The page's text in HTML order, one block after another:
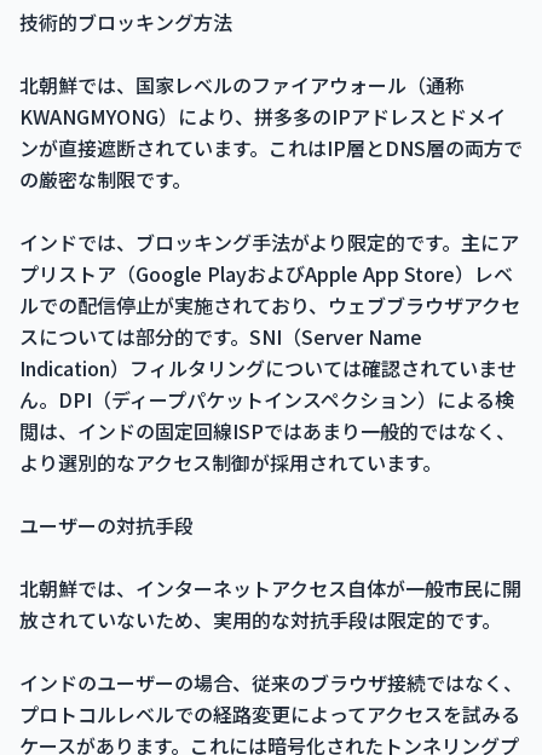
技術的ブロッキング方法
北朝鮮では、国家レベルのファイアウォール（通称
KWANGMYONG）により、拼多多のIPアドレスとドメイ
ンが直接遮断されています。これはIP層とDNS層の両方で
の厳密な制限です。
インドでは、ブロッキング手法がより限定的です。主にア
プリストア（Google PlayおよびApple App Store）レベ
ルでの配信停止が実施されており、ウェブブラウザアクセ
スについては部分的です。SNI（Server Name
Indication）フィルタリングについては確認されていませ
ん。DPI（ディープパケットインスペクション）による検
閲は、インドの固定回線ISPではあまり一般的ではなく、
より選別的なアクセス制御が採用されています。
ユーザーの対抗手段
北朝鮮では、インターネットアクセス自体が一般市民に開
放されていないため、実用的な対抗手段は限定的です。
インドのユーザーの場合、従来のブラウザ接続ではなく、
プロトコルレベルでの経路変更によってアクセスを試みる
ケースがあります。これには暗号化されたトンネリングプ